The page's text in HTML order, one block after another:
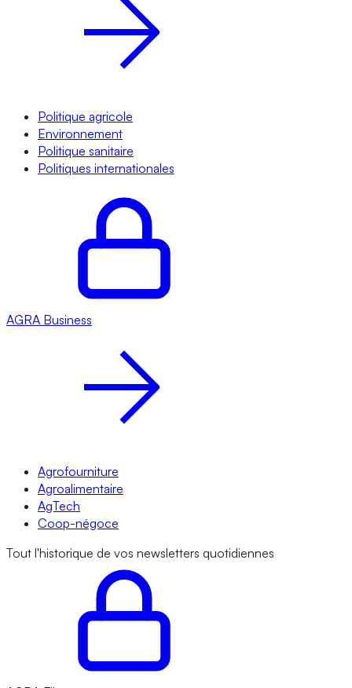
Politique agricole
Environnement
Politique sanitaire
Politiques internationales
AGRA Business
Agrofourniture
Agroalimentaire
AgTech
Coop-négoce
Tout l'historique de vos newsletters quotidiennes